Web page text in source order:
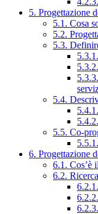
5. Progettazione
5.1. Cosa
5.2.
5.3.
5.4.
5.5. Co-
6. Progettazione
6.1. Cos’è
6.2.